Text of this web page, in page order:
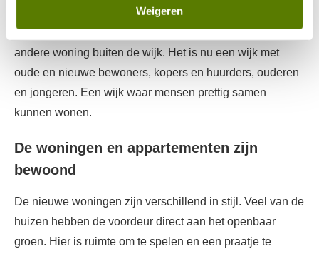
Weigeren
nieuwbouw en een deel heeft daar gebruik van gemaakt
en een deel van de bewoners heeft gekozen voor een
andere woning buiten de wijk. Het is nu een wijk met
oude en nieuwe bewoners, kopers en huurders, ouderen
en jongeren. Een wijk waar mensen prettig samen
kunnen wonen.
De woningen en appartementen zijn
bewoond
De nieuwe woningen zijn verschillend in stijl. Veel van de
huizen hebben de voordeur direct aan het openbaar
groen. Hier is ruimte om te spelen en een praatje te